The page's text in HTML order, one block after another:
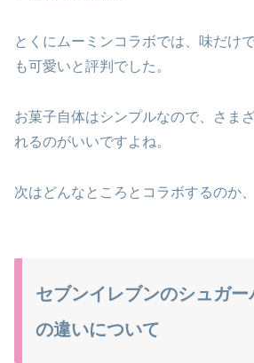
とくにムーミンコラボでは、味だけ
も可愛いと評判でした。
お菓子自体はシンプルなので、さま
れるのがいいですよね。
次はどんなところとコラボするのか
セブンイレブンのシュガー
の違いについて